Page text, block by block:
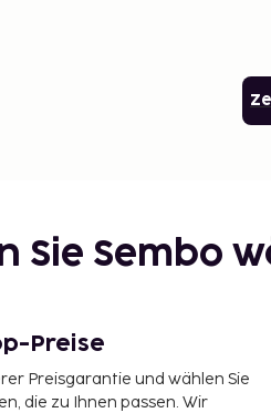
Sie Sembo
Preise
Preisgarantie und wählen Sie
die zu Ihnen passen. Wir